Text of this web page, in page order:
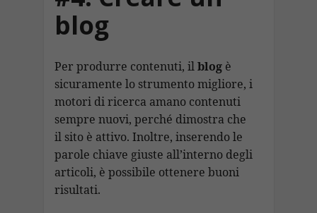
blog
Per produrre contenuti, ilblogè
sicuramente lo strumento migliore, i
motori di ricerca amano contenuti
sempre nuovi, perché dimostra che
il sito è attivo. Inoltre, inserendo le
parole chiave giuste all’interno degli
articoli, è possibile ottenere buoni
risultati.